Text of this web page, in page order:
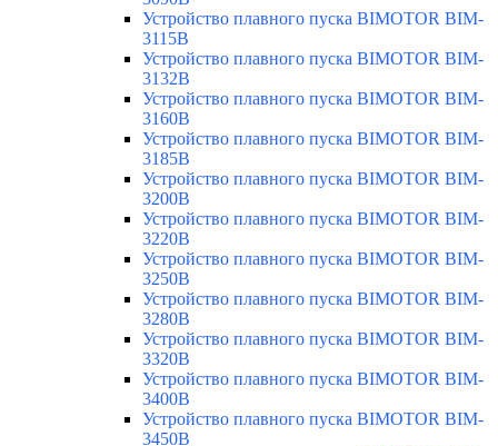
Устройство плавного пуска BIMOTOR BIM-
3115B
Устройство плавного пуска BIMOTOR BIM-
3132B
Устройство плавного пуска BIMOTOR BIM-
3160B
Устройство плавного пуска BIMOTOR BIM-
3185B
Устройство плавного пуска BIMOTOR BIM-
3200B
Устройство плавного пуска BIMOTOR BIM-
3220B
Устройство плавного пуска BIMOTOR BIM-
3250B
Устройство плавного пуска BIMOTOR BIM-
3280B
Устройство плавного пуска BIMOTOR BIM-
3320B
Устройство плавного пуска BIMOTOR BIM-
3400B
Устройство плавного пуска BIMOTOR BIM-
3450B